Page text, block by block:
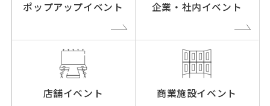
ポップアップイベント 企業・社内イベント
店舗イベント 商業施設イベント